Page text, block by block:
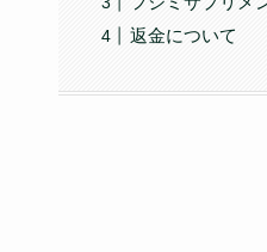
返金について